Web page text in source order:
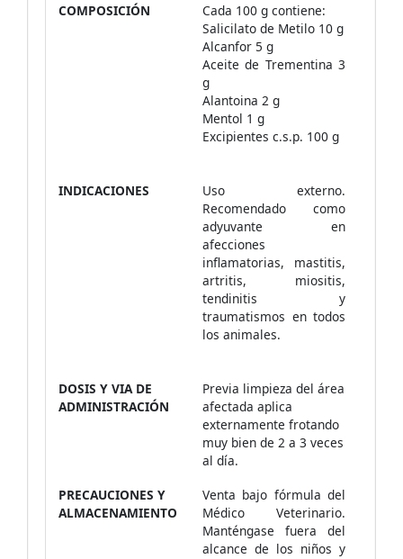
COMPOSICIÓN
Cada 100 g contiene:
Salicilato de Metilo 10 g
Alcanfor 5 g
Aceite de Trementina 3
g
Alantoina 2 g
Mentol 1 g
Excipientes c.s.p. 100 g
INDICACIONES
Uso externo.
Recomendado como
adyuvante en
afecciones
inflamatorias, mastitis,
artritis, miositis,
tendinitis y
traumatismos en todos
los animales.
DOSIS Y VIA DE
ADMINISTRACIÓN
Previa limpieza del área
afectada aplica
externamente frotando
muy bien de 2 a 3 veces
al día.
PRECAUCIONES Y
ALMACENAMIENTO
Venta bajo fórmula del
Médico Veterinario.
Manténgase fuera del
alcance de los niños y